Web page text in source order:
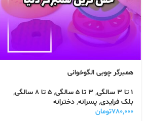
همبرگر چوبی الگوخوانی
1 تا 3 سالگی , 3 تا 5 سالگی , 5 تا 8 سالگی
,
بلک فرایدی, پسرانه, دخترانه
۷۸۰,۰۰۰تومان